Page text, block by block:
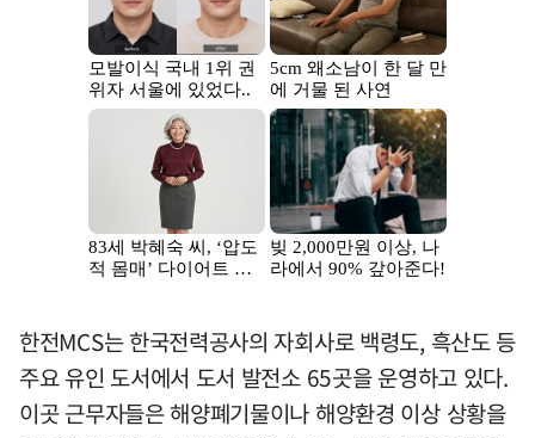
한전MCS는 한국전력공사의 자회사로 백령도, 흑산도 등
주요 유인 도서에서 도서 발전소 65곳을 운영하고 있다.
이곳 근무자들은 해양폐기물이나 해양환경 이상 상황을